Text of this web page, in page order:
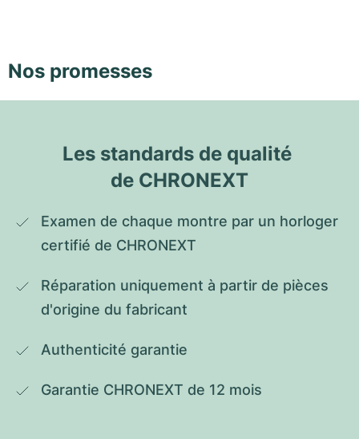
Nos promesses
Les standards de qualité
de CHRONEXT
Examen de chaque montre par un horloger
certifié de CHRONEXT
Réparation uniquement à partir de pièces
d'origine du fabricant
Authenticité garantie
Garantie CHRONEXT de 12 mois